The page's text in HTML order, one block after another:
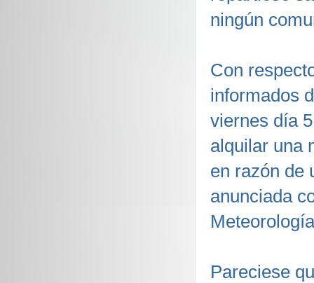
ningún
Con
informados
viernes día
alquilar una
en razón de
anunciada
Pareciese